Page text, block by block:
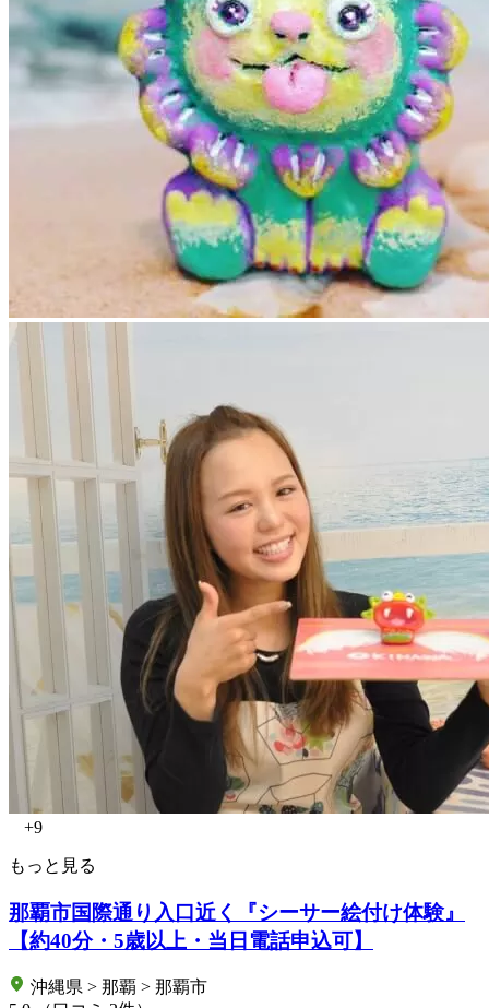
+9
もっと見る
那覇市国際通り入口近く『シーサー絵付け体験』
【約40分・5歳以上・当日電話申込可】
沖縄県 > 那覇 > 那覇市